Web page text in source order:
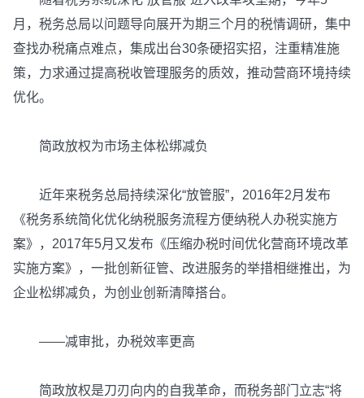
月，税务总局以问题导向展开为期三个月的税情调研，集中
查找办税痛点难点，集成出台30条硬招实招，注重精准施
策，力求通过提高税收管理服务的质效，推动营商环境持续
优化。
简政放权为市场主体松绑减负
近年来税务总局持续深化“放管服”，2016年2月发布
《税务系统简化优化纳税服务流程方便纳税人办税实施方
案》，2017年5月又发布《压缩办税时间优化营商环境改革
实施方案》，一批创新征管、改进服务的举措相继推出，为
企业松绑减负，为创业创新清障搭台。
——减审批，办税效率更高
简政放权是刀刃向内的自我革命，而税务部门立志“将